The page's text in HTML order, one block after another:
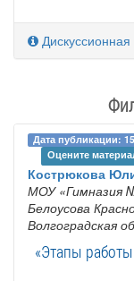
Дата публикации:
Оцените
Кострюкова
МОУ «Гимназия
Белоусова
Волгоградская
«Этапы